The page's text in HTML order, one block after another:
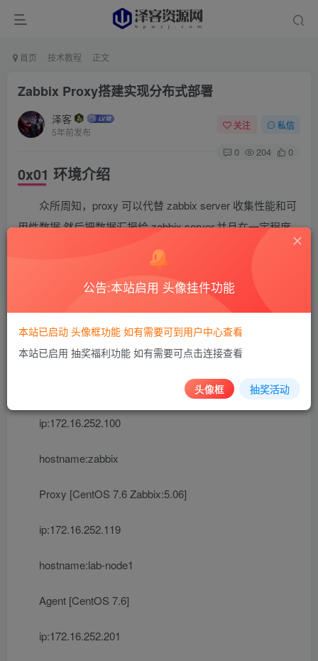
首页 技术教程 正文
Zabbix Proxy搭建实现分布式部署
泽客
5年前发布
关注 私信
0 204 0
0x01 环境介绍
众所周知，proxy 可以代替 zabbix server 收集性能和可
用性数据,然后把数据汇报给 zabbix server,并且在一定程度
上分担了zabbix server 的压力。此外，当所有agents和
proxies报告给一个Zabbix server并且所有数据都集中收集
时，使用proxy是实现集中式和分布式监控的最简单方法。
本实验采用Zabbix 5.0.6 环境进行搭建，拓扑如下
Server [CentOS 7.6 Zabbix:5.06]
ip:172.16.252.100
hostname:zabbix
Proxy [CentOS 7.6 Zabbix:5.06]
ip:172.16.252.119
hostname:lab-node1
Agent [CentOS 7.6]
ip:172.16.252.201
公告:本站启用 头像挂件功能
本站已启动 头像框功能 如有需要可到用户中心查看
本站已启用 抽奖福利功能 如有需要可点击连接查看
头像框 抽奖活动